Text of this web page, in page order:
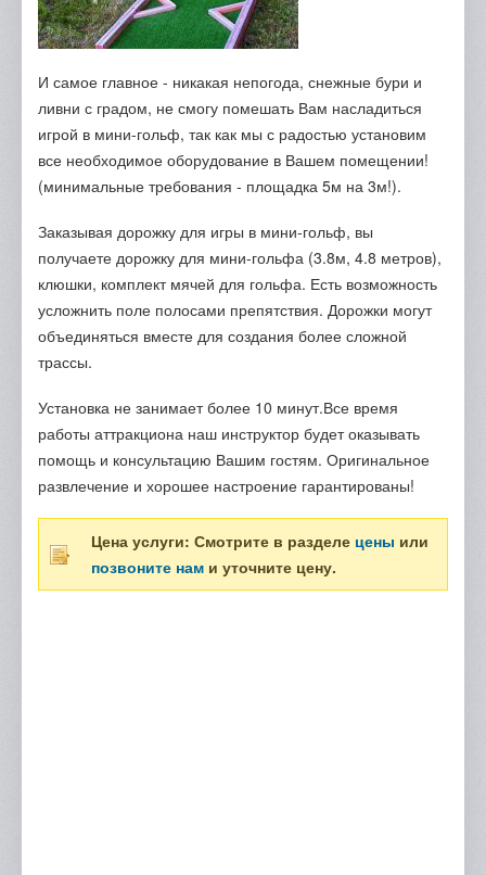
И самое главное - никакая непогода, снежные бури и
ливни с градом, не смогу помешать Вам насладиться
игрой в мини-гольф, так как мы с радостью установим
все необходимое оборудование в Вашем помещении!
(минимальные требования - площадка 5м на 3м!).
Заказывая дорожку для игры в мини-гольф, вы
получаете дорожку для мини-гольфа (3.8м, 4.8 метров),
клюшки, комплект мячей для гольфа. Есть возможность
усложнить поле полосами препятствия. Дорожки могут
объединяться вместе для создания более сложной
трассы.
Установка не занимает более 10 минут.Все время
работы аттракциона наш инструктор будет оказывать
помощь и консультацию Вашим гостям. Оригинальное
развлечение и хорошее настроение гарантированы!
Цена услуги: Смотрите в разделе цены или
позвоните нами уточните цену.